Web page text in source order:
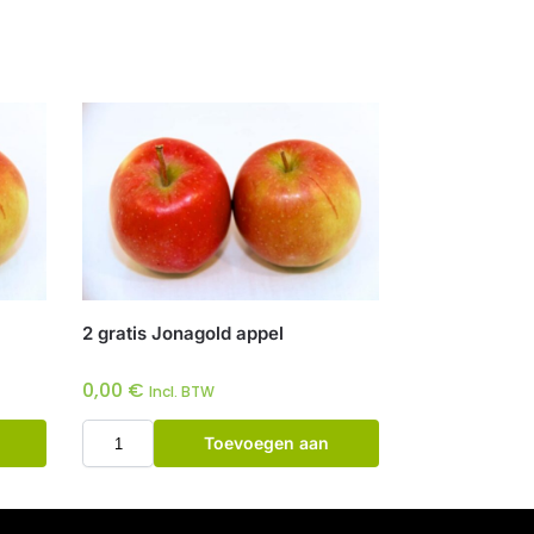
2 gratis Jonagold appel
0,00 € Incl. BTW
Toevoegen aan